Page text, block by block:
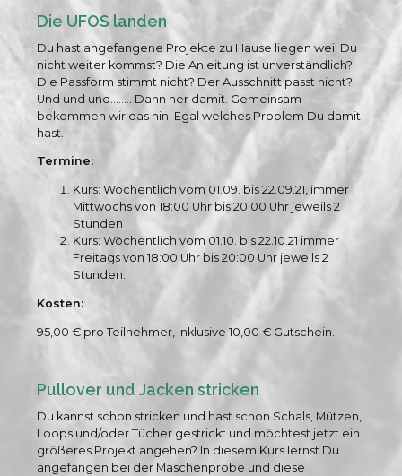
Die UFOS landen
Du hast angefangene Projekte zu Hause liegen weil Du
nicht weiter kommst? Die Anleitung ist unverständlich?
Die Passform stimmt nicht? Der Ausschnitt passt nicht?
Und und und…….. Dann her damit. Gemeinsam
bekommen wir das hin. Egal welches Problem Du damit
hast.
Termine:
Kurs: Wöchentlich vom 01.09. bis 22.09.21, immer
Mittwochs von 18:00 Uhr bis 20:00 Uhr jeweils 2
Stunden
Kurs: Wöchentlich vom 01.10. bis 22.10.21 immer
Freitags von 18:00 Uhr bis 20:00 Uhr jeweils 2
Stunden.
Kosten:
95,00 € pro Teilnehmer, inklusive 10,00 € Gutschein.
Pullover und Jacken stricken
Du kannst schon stricken und hast schon Schals, Mützen,
Loops und/oder Tücher gestrickt und möchtest jetzt ein
größeres Projekt angehen? In diesem Kurs lernst Du
angefangen bei der Maschenprobe und diese